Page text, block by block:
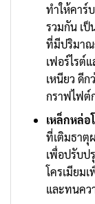
ทำให้คาร์
รวมกัน เป็
ที่มีปริมาณ
เฟอร์ไรต์
เหนียว ดีก
กราฟไฟต์
เหล็กหล่อ
ที่เติมธาตุ
เพื่อปรับป
โครเมียม
และทนคว